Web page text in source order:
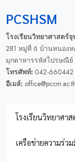
PCSHSM
โรงเรียนวิทยาศาสตร์
281 หมู่ที่ 6 บ้านหนองห
มุกดาหารรหัสไปรษณีย์
โทรศัพท์: 042-660442
อีเมล์: office@pccm.ac.th
โรงเรียนวิทยาศาส
เครือข่ายความร่ว